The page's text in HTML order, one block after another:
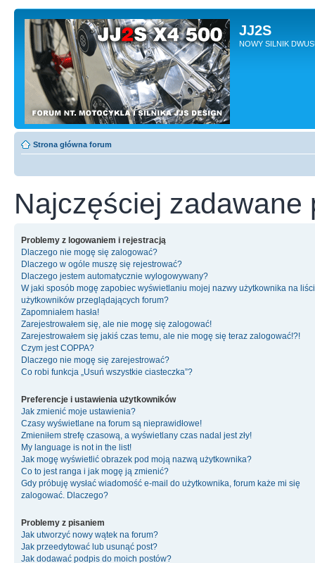
JJ2S
NOWY SILNIK
Strona główna forum
Najczęściej zadawane
Problemy z logowaniem i rejestracją
Dlaczego nie mogę się zalogować?
Dlaczego w ogóle muszę się rejestrować?
Dlaczego jestem automatycznie wylogowywany?
W jaki sposób mogę zapobiec wyświetlaniu mojej nazwy użytkownika na
użytkowników przeglądających forum?
Zapomniałem hasła!
Zarejestrowałem się, ale nie mogę się zalogować!
Zarejestrowałem się jakiś czas temu, ale nie mogę się teraz zalogować!?!
Czym jest COPPA?
Dlaczego nie mogę się zarejestrować?
Co robi funkcja „Usuń wszystkie ciasteczka”?
Preferencje i ustawienia użytkowników
Jak zmienić moje ustawienia?
Czasy wyświetlane na forum są nieprawidłowe!
Zmieniłem strefę czasową, a wyświetlany czas nadal jest zły!
My language is not in the list!
Jak mogę wyświetlić obrazek pod moją nazwą użytkownika?
Co to jest ranga i jak mogę ją zmienić?
Gdy próbuję wysłać wiadomość e-mail do użytkownika, forum każe mi się
zalogować. Dlaczego?
Problemy z pisaniem
Jak utworzyć nowy wątek na forum?
Jak przeedytować lub usunąć post?
Jak dodawać podpis do moich postów?